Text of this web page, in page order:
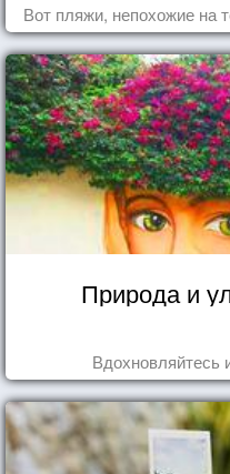
Вот пляжи, непохожие на
Природа и
Вдохновляйтесь